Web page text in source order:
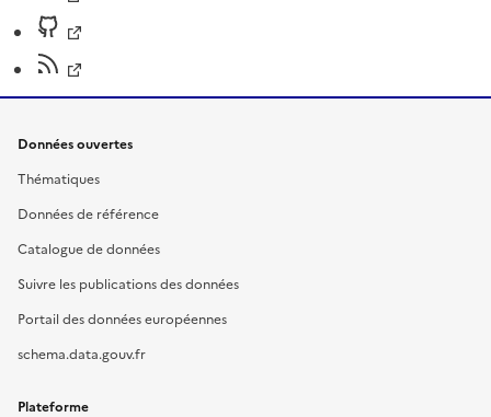
Données ouvertes
Thématiques
Données de référence
Catalogue de données
Suivre les publications des données
Portail des données européennes
schema.data.gouv.fr
Plateforme